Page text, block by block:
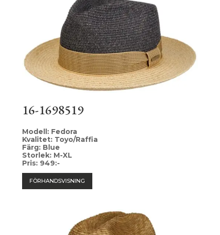
16-1698519
Modell: Fedora
Kvalitet: Toyo/Raffia
Färg: Blue
Storlek: M-XL
Pris: 949:-
FÖRHANDSVISNING